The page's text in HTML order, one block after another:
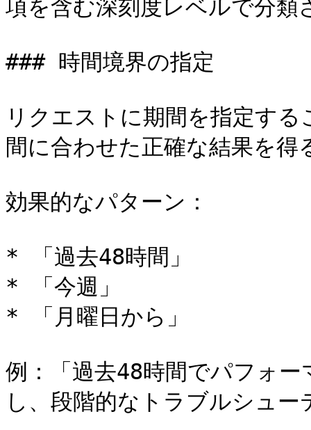
項を含む深刻度レベルで分類
### 時間境界の指定
リクエストに期間を指定す
間に合わせた正確な結果を得
効果的なパターン：
* 「過去48時間」
* 「今週」
* 「月曜日から」
例：「過去48時間でパフォ
し、段階的なトラブルシュ